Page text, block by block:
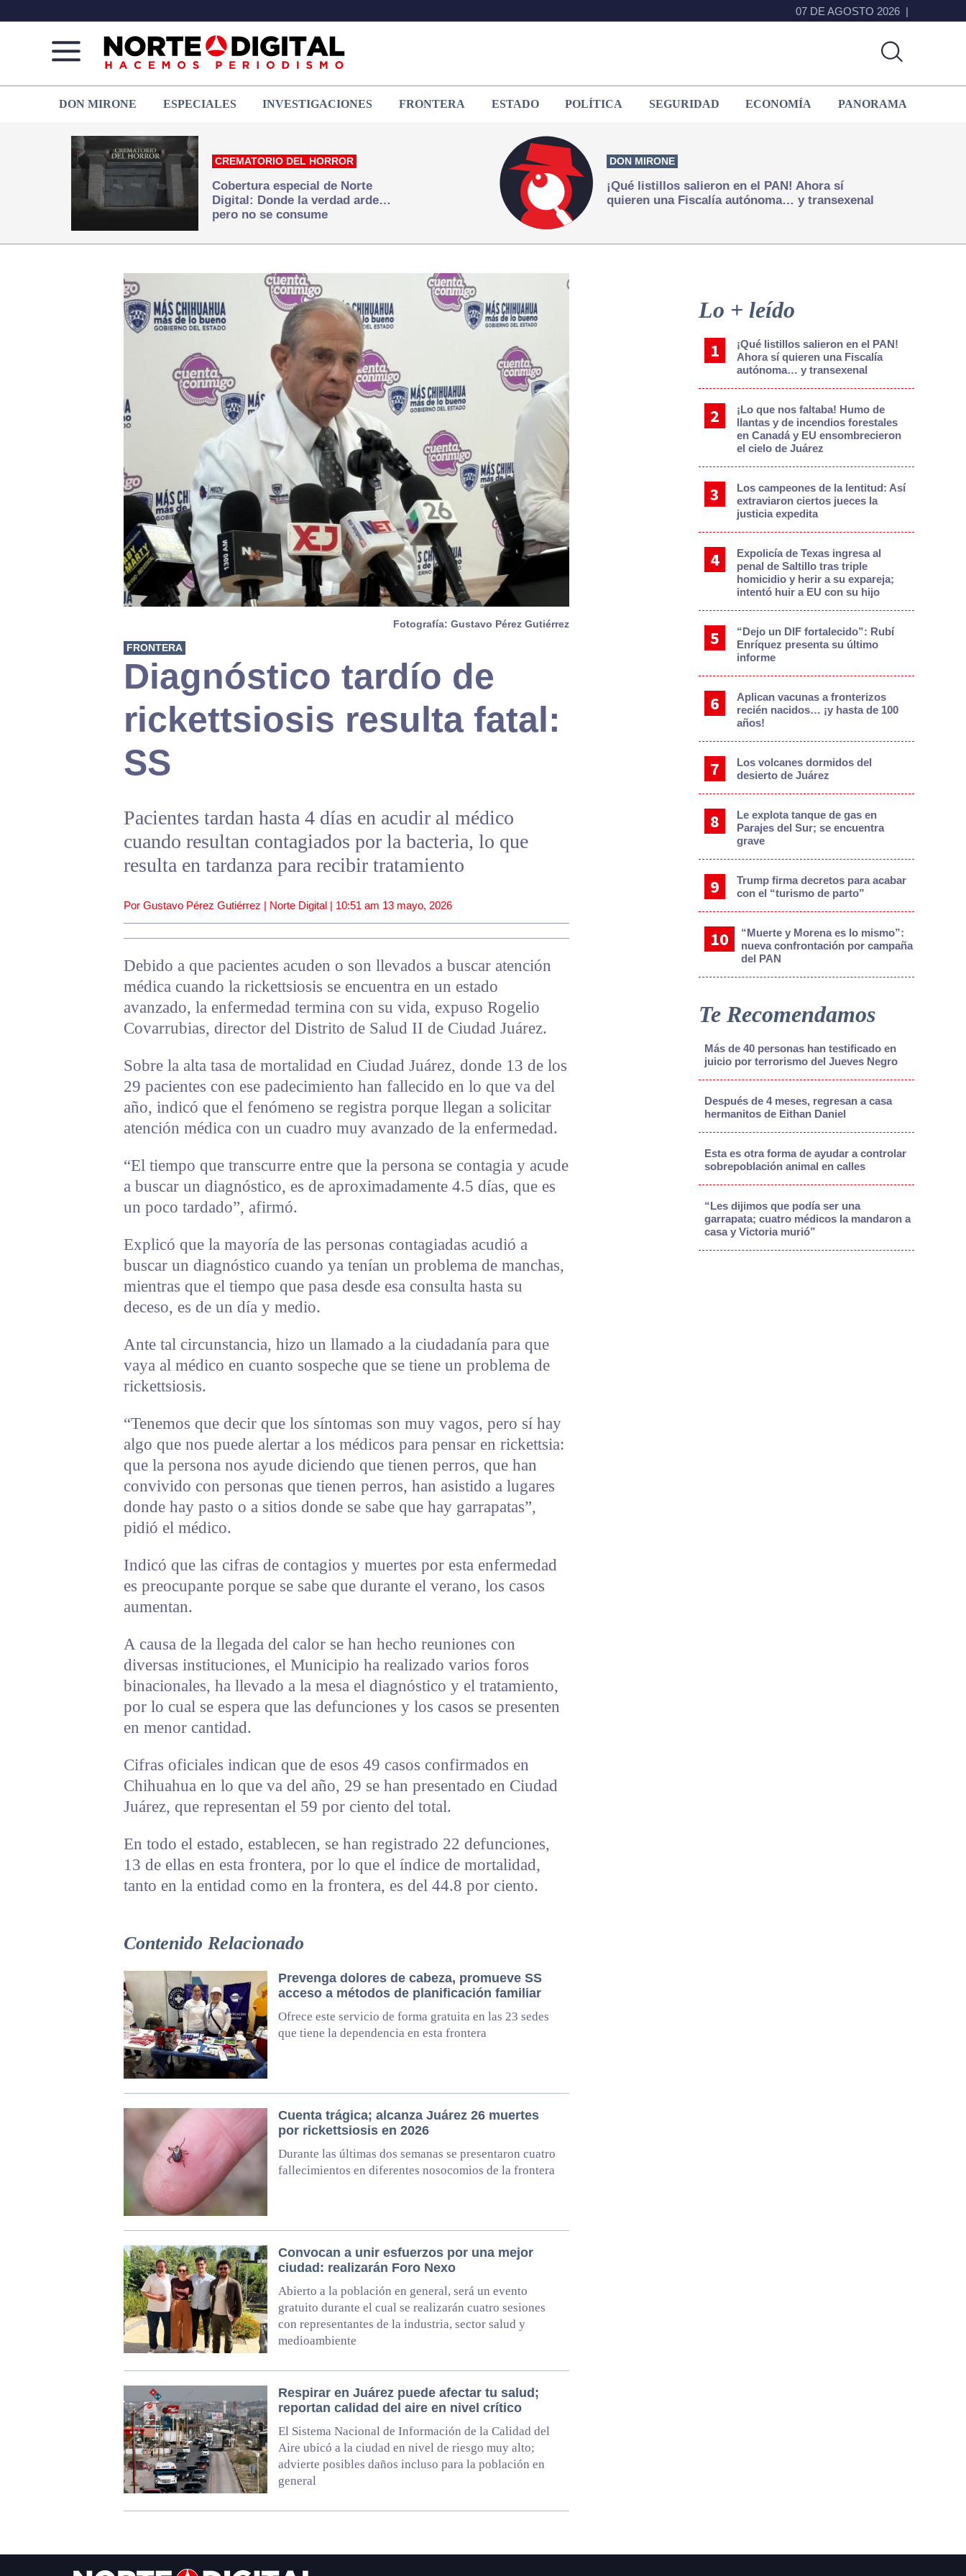
07 DE AGOSTO 2026
de
Juárez
que
hacemos periodismo
DON MIRONE ESPECIALES INVESTIGACIONES FRONTERA ESTADO POLÍTICA SEGURIDAD ECONOMÍA PANORAMA
CREMATORIO DEL HORROR
Cobertura especial de Norte
Digital: Donde la verdad arde…
pero no se consume
DON MIRONE
¡Qué listillos salieron en el PAN! Ahora sí
quieren una Fiscalía autónoma… y transexenal
Fotografía: Gustavo Pérez Gutiérrez
FRONTERA
Diagnóstico tardío de
rickettsiosis resulta fatal:
SS
Pacientes tardan hasta 4 días en acudir al médico
cuando resultan contagiados por la bacteria, lo que
resulta en tardanza para recibir tratamiento
Por Gustavo Pérez Gutiérrez | Norte Digital | 10:51 am 13 mayo, 2026
Debido a que pacientes acuden o son llevados a buscar atención
médica cuando la rickettsiosis se encuentra en un estado
avanzado, la enfermedad termina con su vida, expuso Rogelio
Covarrubias, director del Distrito de Salud II de Ciudad Juárez.
Sobre la alta tasa de mortalidad en Ciudad Juárez, donde 13 de los
29 pacientes con ese padecimiento han fallecido en lo que va del
año, indicó que el fenómeno se registra porque llegan a solicitar
atención médica con un cuadro muy avanzado de la enfermedad.
“El tiempo que transcurre entre que la persona se contagia y acude
a buscar un diagnóstico, es de aproximadamente 4.5 días, que es
un poco tardado”, afirmó.
Explicó que la mayoría de las personas contagiadas acudió a
buscar un diagnóstico cuando ya tenían un problema de manchas,
mientras que el tiempo que pasa desde esa consulta hasta su
deceso, es de un día y medio.
Ante tal circunstancia, hizo un llamado a la ciudadanía para que
vaya al médico en cuanto sospeche que se tiene un problema de
rickettsiosis.
“Tenemos que decir que los síntomas son muy vagos, pero sí hay
algo que nos puede alertar a los médicos para pensar en rickettsia:
que la persona nos ayude diciendo que tienen perros, que han
convivido con personas que tienen perros, han asistido a lugares
donde hay pasto o a sitios donde se sabe que hay garrapatas”,
pidió el médico.
Indicó que las cifras de contagios y muertes por esta enfermedad
es preocupante porque se sabe que durante el verano, los casos
aumentan.
A causa de la llegada del calor se han hecho reuniones con
diversas instituciones, el Municipio ha realizado varios foros
binacionales, ha llevado a la mesa el diagnóstico y el tratamiento,
por lo cual se espera que las defunciones y los casos se presenten
en menor cantidad.
Cifras oficiales indican que de esos 49 casos confirmados en
Chihuahua en lo que va del año, 29 se han presentado en Ciudad
Juárez, que representan el 59 por ciento del total.
En todo el estado, establecen, se han registrado 22 defunciones,
13 de ellas en esta frontera, por lo que el índice de mortalidad,
tanto en la entidad como en la frontera, es del 44.8 por ciento.
Contenido Relacionado
Prevenga dolores de cabeza, promueve SS
acceso a métodos de planificación familiar
Ofrece este servicio de forma gratuita en las 23 sedes
que tiene la dependencia en esta frontera
Cuenta trágica; alcanza Juárez 26 muertes
por rickettsiosis en 2026
Durante las últimas dos semanas se presentaron cuatro
fallecimientos en diferentes nosocomios de la frontera
Convocan a unir esfuerzos por una mejor
ciudad: realizarán Foro Nexo
Abierto a la población en general, será un evento
gratuito durante el cual se realizarán cuatro sesiones
con representantes de la industria, sector salud y
medioambiente
Respirar en Juárez puede afectar tu salud;
reportan calidad del aire en nivel crítico
El Sistema Nacional de Información de la Calidad del
Aire ubicó a la ciudad en nivel de riesgo muy alto;
advierte posibles daños incluso para la población en
general
Sidebar
Lo + leído
¡Qué listillos salieron en el PAN!
Ahora sí quieren una Fiscalía
autónoma… y transexenal
¡Lo que nos faltaba! Humo de
llantas y de incendios forestales
en Canadá y EU ensombrecieron
el cielo de Juárez
Los campeones de la lentitud: Así
extraviaron ciertos jueces la
justicia expedita
Expolicía de Texas ingresa al
penal de Saltillo tras triple
homicidio y herir a su expareja;
intentó huir a EU con su hijo
“Dejo un DIF fortalecido”: Rubí
Enríquez presenta su último
informe
Aplican vacunas a fronterizos
recién nacidos… ¡y hasta de 100
años!
Los volcanes dormidos del
desierto de Juárez
Le explota tanque de gas en
Parajes del Sur; se encuentra
grave
Trump firma decretos para acabar
con el “turismo de parto”
“Muerte y Morena es lo mismo”:
nueva confrontación por campaña
del PAN
Te Recomendamos
Más de 40 personas han testificado en
juicio por terrorismo del Jueves Negro
Después de 4 meses, regresan a casa
hermanitos de Eithan Daniel
Esta es otra forma de ayudar a controlar
sobrepoblación animal en calles
“Les dijimos que podía ser una
garrapata; cuatro médicos la mandaron a
casa y Victoria murió”